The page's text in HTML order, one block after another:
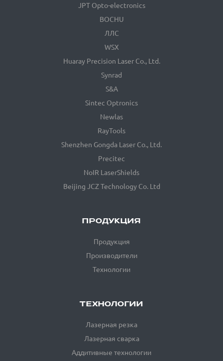
JPT Opto-electronics
BOCHU
ЛЛС
WSX
Huaray Precision Laser Co., Ltd.
Synrad
S&A
Sintec Optronics
Newlas
RayTools
Shenzhen Gongda Laser Co., Ltd.
Precitec
NoIR LaserShields
Beijing JCZ Technology Co. Ltd
ПРОДУКЦИЯ
Продукция
Производители
Технологии
ТЕХНОЛОГИИ
Лазерная резка
Лазерная сварка
Аддитивные технологии